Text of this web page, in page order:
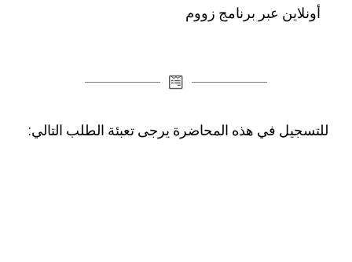
أونلاين عبر برنامج زووم
للتسجيل في هذه المحاضرة يرجى تعبئة الطلب التالي: